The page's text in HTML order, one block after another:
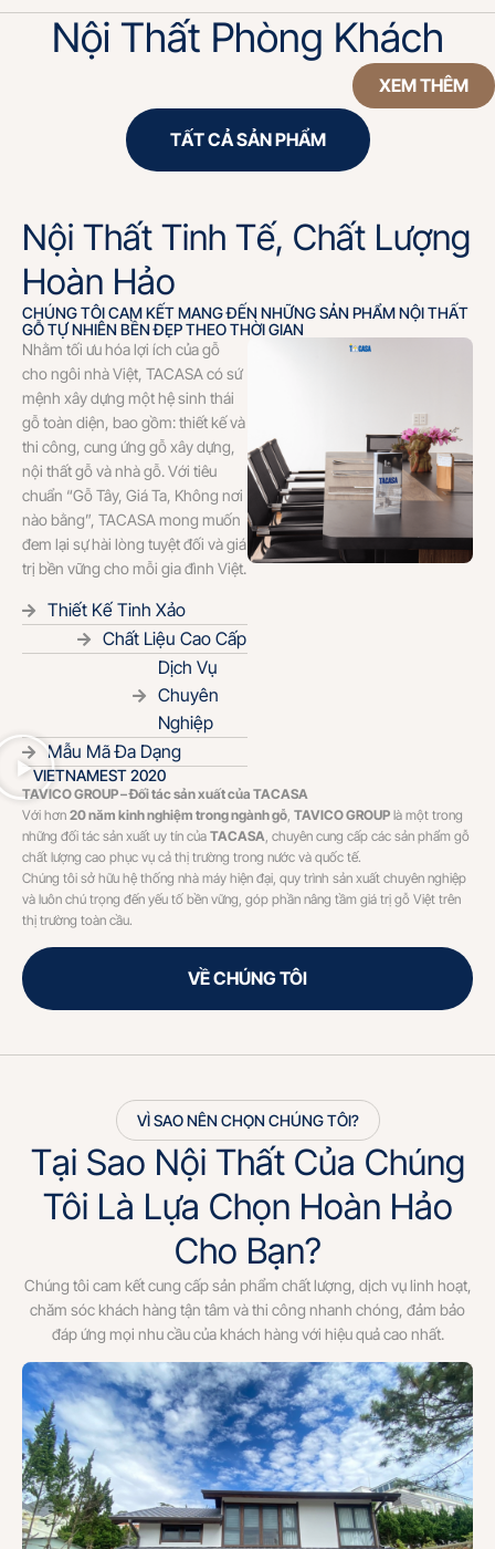
Nội Thất Phòng Khách
XEM THÊM
TẤT CẢ SẢN PHẨM
Nội Thất Tinh Tế, Chất Lượng
Hoàn Hảo
CHÚNG TÔI CAM KẾT MANG ĐẾN NHỮNG SẢN PHẨM NỘI THẤT
GỖ TỰ NHIÊN BỀN ĐẸP THEO THỜI GIAN
Nhằm tối ưu hóa lợi ích của gỗ
cho ngôi nhà Việt, TACASA có sứ
mệnh xây dựng một hệ sinh thái
gỗ toàn diện, bao gồm: thiết kế và
thi công, cung ứng gỗ xây dựng,
nội thất gỗ và nhà gỗ. Với tiêu
chuẩn “Gỗ Tây, Giá Ta, Không nơi
nào bằng”, TACASA mong muốn
đem lại sự hài lòng tuyệt đối và giá
trị bền vững cho mỗi gia đình Việt.
Thiết Kế Tinh Xảo
Chất Liệu Cao Cấp
Dịch Vụ
Chuyên
Nghiệp
Mẫu Mã Đa Dạng
VIETNAMEST 2020
TAVICO GROUP – Đối tác sản xuất của TACASA
Với hơn 20 năm kinh nghiệm trong ngành gỗ, TAVICO GROUP là một trong
những đối tác sản xuất uy tín của TACASA, chuyên cung cấp các sản phẩm gỗ
chất lượng cao phục vụ cả thị trường trong nước và quốc tế.
Chúng tôi sở hữu hệ thống nhà máy hiện đại, quy trình sản xuất chuyên nghiệp
và luôn chú trọng đến yếu tố bền vững, góp phần nâng tầm giá trị gỗ Việt trên
thị trường toàn cầu.
VỀ CHÚNG TÔI
VÌ SAO NÊN CHỌN CHÚNG TÔI?
Tại Sao Nội Thất Của Chúng
Tôi Là Lựa Chọn Hoàn Hảo
Cho Bạn?
Chúng tôi cam kết cung cấp sản phẩm chất lượng, dịch vụ linh hoạt,
chăm sóc khách hàng tận tâm và thi công nhanh chóng, đảm bảo
đáp ứng mọi nhu cầu của khách hàng với hiệu quả cao nhất.